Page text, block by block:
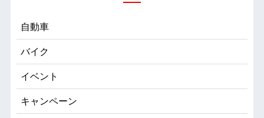
自動車
バイク
イベント
キャンペーン